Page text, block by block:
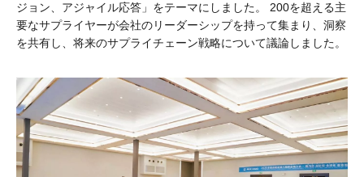
ジョン、アジャイル応答」をテーマにしました。 200を超える主
要なサプライヤーが会社のリーダーシップを持って集まり、洞察
を共有し、将来のサプライチェーン戦略について議論しました。